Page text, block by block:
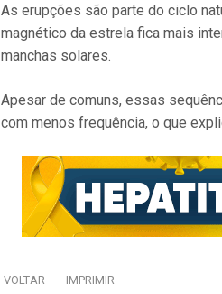
As erupções são parte do ciclo
magnético da estrela fica mais
manchas solares.
Apesar de comuns, essas
com menos frequência, o que
VOLTAR IMPRIMIR